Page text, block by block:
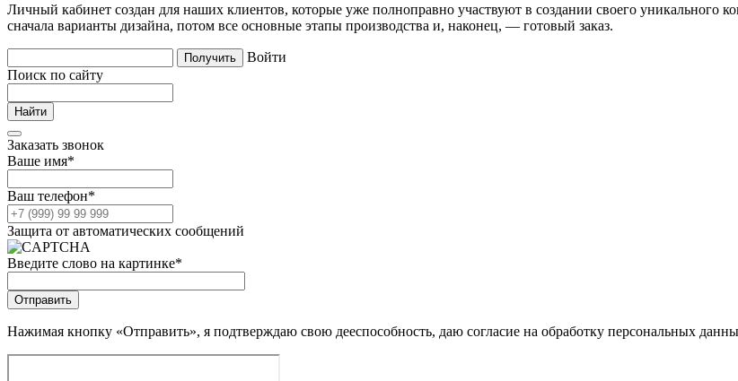
Личный кабинет создан для наших клиентов, которые уже полноправно участвуют в создании своего уникального
сначала варианты дизайна, потом все основные этапы производства и, наконец, — готовый заказ.
Войти
Поиск по сайту
Заказать звонок
Ваше имя*
Ваш телефон*
Защита от автоматических сообщений
Введите слово на картинке*
Нажимая кнопку «Отправить», я подтверждаю свою дееспособность, даю согласие на обработку персональных